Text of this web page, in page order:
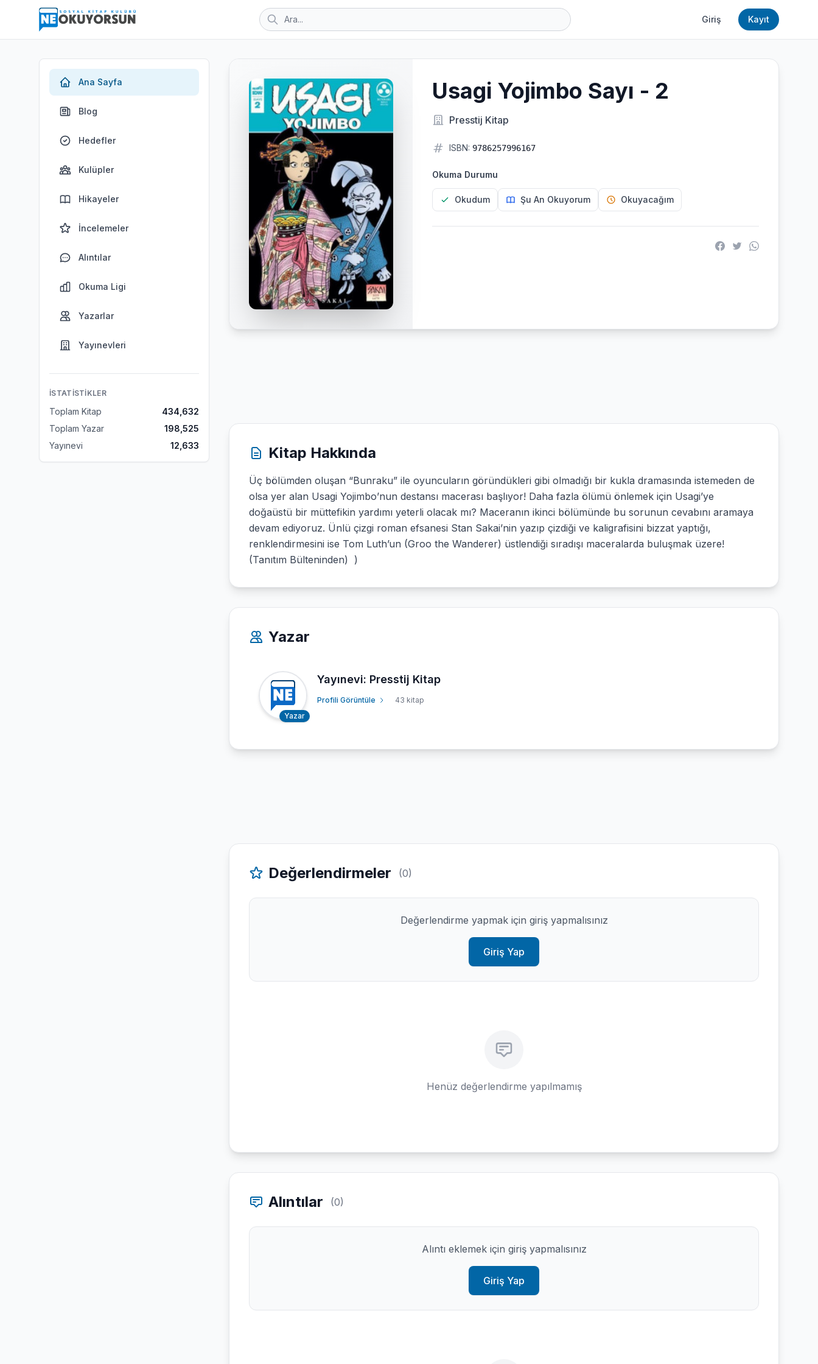
Giriş Kayıt
Ana Sayfa
Blog
Hedefler
Kulüpler
Hikayeler
İncelemeler
Alıntılar
Okuma Ligi
Yazarlar
Yayınevleri
İSTATISTIKLER
Toplam Kitap
434,632
Toplam Yazar
198,525
Yayınevi
12,633
Usagi Yojimbo Sayı - 2
Presstij Kitap
ISBN: 9786257996167
Okuma Durumu
Okudum Şu An Okuyorum Okuyacağım
Kitap Hakkında
Üç bölümden oluşan “Bunraku” ile oyuncuların göründükleri gibi olmadığı bir kukla dramasında istemeden de
olsa yer alan Usagi Yojimbo’nun destansı macerası başlıyor! Daha fazla ölümü önlemek için Usagi’ye
doğaüstü bir müttefikin yardımı yeterli olacak mı? Maceranın ikinci bölümünde bu sorunun cevabını aramaya
devam ediyoruz. Ünlü çizgi roman efsanesi Stan Sakai’nin yazıp çizdiği ve kaligrafisini bizzat yaptığı,
renklendirmesini ise Tom Luth’un (Groo the Wanderer) üstlendiği sıradışı maceralarda buluşmak üzere!
(Tanıtım Bülteninden) )
Yazar
Yazar
Yayınevi: Presstij Kitap
Profili Görüntüle 43 kitap
Değerlendirmeler (0)
Değerlendirme yapmak için giriş yapmalısınız
Giriş Yap
Henüz değerlendirme yapılmamış
Alıntılar (0)
Alıntı eklemek için giriş yapmalısınız
Giriş Yap